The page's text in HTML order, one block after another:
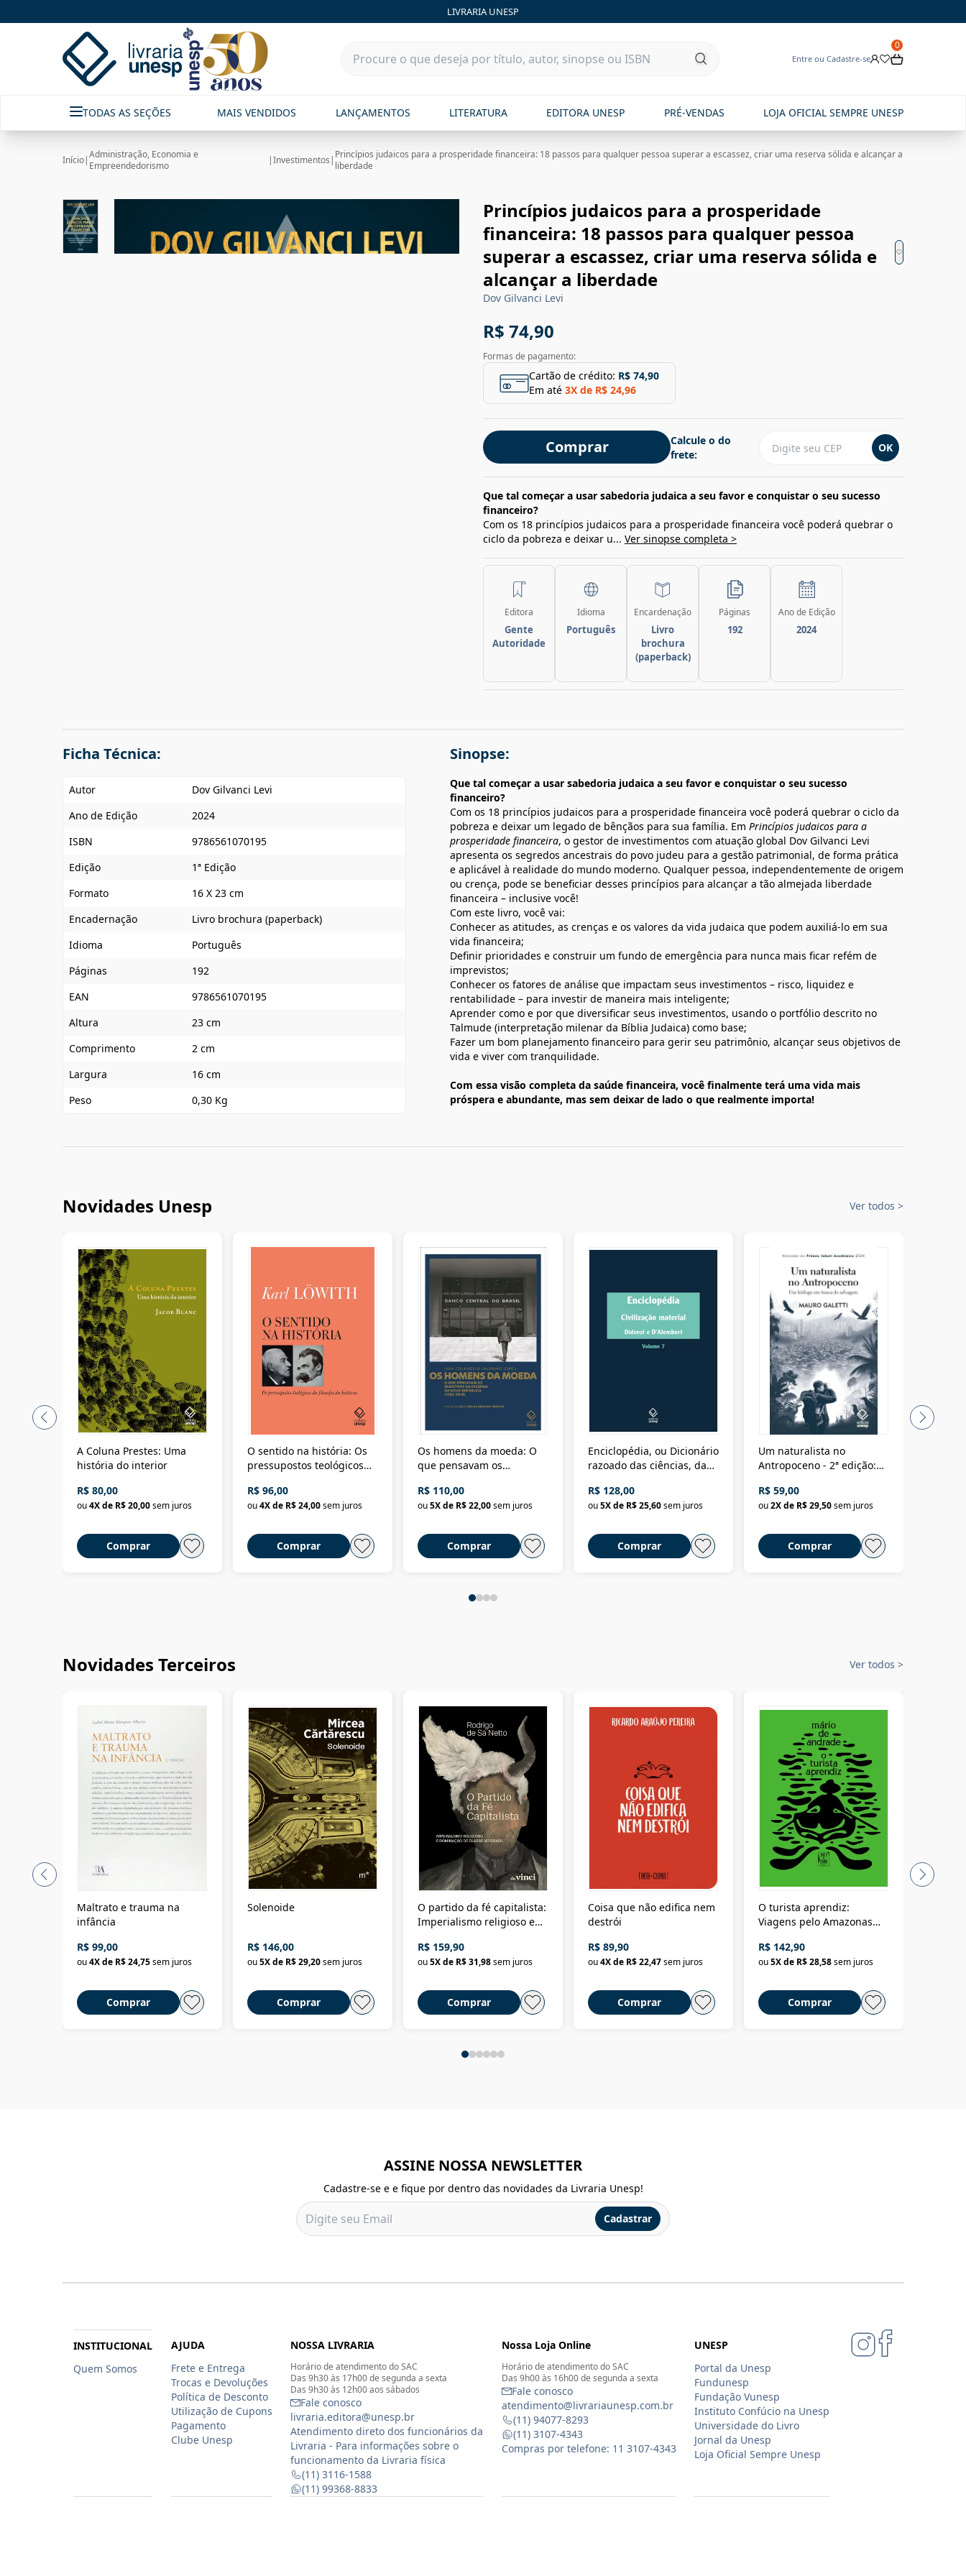
LIVRARIA UNESP
Entre ou Cadastre-se
0
TODAS AS SEÇÕES MAIS VENDIDOS LANÇAMENTOS LITERATURA EDITORA UNESP PRÉ-VENDAS LOJA OFICIAL SEMPRE UNESP
Início|Administração, Economia e
Empreendedorismo
|Investimentos | Princípios judaicos para a prosperidade financeira: 18 passos para qualquer pessoa superar a escassez, criar uma reserva sólida e alcançar a
liberdade
Princípios judaicos para a prosperidade
financeira: 18 passos para qualquer pessoa
superar a escassez, criar uma reserva sólida e
alcançar a liberdade
Dov Gilvanci Levi
R$ 74,90
Formas de pagamento:
Cartão de crédito: R$ 74,90
Em até 3X de R$ 24,96
Comprar
Calcule o do
frete:
OK
Que tal começar a usar sabedoria judaica a seu favor e conquistar o seu sucesso
financeiro?
Com os 18 princípios judaicos para a prosperidade financeira você poderá quebrar o
ciclo da pobreza e deixar u... Ver sinopse completa >
Editora
Gente
Autoridade
Idioma
Português
Encardenação
Livro
brochura
(paperback)
Páginas
192
Ano de Edição
2024
Ficha Técnica:
Autor
Dov Gilvanci Levi
Ano de Edição
2024
ISBN
9786561070195
Edição
1ª Edição
Formato
16 X 23 cm
Encadernação
Livro brochura (paperback)
Idioma
Português
Páginas
192
EAN
9786561070195
Altura
23 cm
Comprimento
2 cm
Largura
16 cm
Peso
0,30 Kg
Sinopse:
Que tal começar a usar sabedoria judaica a seu favor e conquistar o seu sucesso
financeiro?
Com os 18 princípios judaicos para a prosperidade financeira você poderá quebrar o ciclo da
pobreza e deixar um legado de bênçãos para sua família. Em Princípios judaicos para a
prosperidade financeira, o gestor de investimentos com atuação global Dov Gilvanci Levi
apresenta os segredos ancestrais do povo judeu para a gestão patrimonial, de forma prática
e aplicável à realidade do mundo moderno. Qualquer pessoa, independentemente de origem
ou crença, pode se beneficiar desses princípios para alcançar a tão almejada liberdade
financeira – inclusive você!
Com este livro, você vai:
Conhecer as atitudes, as crenças e os valores da vida judaica que podem auxiliá-lo em sua
vida financeira;
Definir prioridades e construir um fundo de emergência para nunca mais ficar refém de
imprevistos;
Conhecer os fatores de análise que impactam seus investimentos – risco, liquidez e
rentabilidade – para investir de maneira mais inteligente;
Aprender como e por que diversificar seus investimentos, usando o portfólio descrito no
Talmude (interpretação milenar da Bíblia Judaica) como base;
Fazer um bom planejamento financeiro para gerir seu patrimônio, alcançar seus objetivos de
vida e viver com tranquilidade.
Com essa visão completa da saúde financeira, você finalmente terá uma vida mais
próspera e abundante, mas sem deixar de lado o que realmente importa!
Novidades Unesp Ver todos >
A Coluna Prestes: Uma
história do interior
R$ 80,00
ou4X de R$ 20,00sem juros
Comprar
O sentido na história: Os
pressupostos teológicos
R$ 96,00
ou4X de R$ 24,00sem juros
Comprar
Os homens da moeda: O
que pensavam os
Nova República (1985-
2018)
R$ 110,00
ou5X de R$ 22,00sem juros
Comprar
Enciclopédia, ou Dicionário
razoado das ciências, das
Civilização material
R$ 128,00
ou5X de R$ 25,60sem juros
Comprar
Um naturalista no
Antropoceno - 2ª edição:
selvagem
R$ 59,00
ou2X de R$ 29,50sem juros
Comprar
Novidades Terceiros Ver todos >
Maltrato e trauma na
infância
R$ 99,00
ou4X de R$ 24,75sem juros
Comprar
Solenoide
R$ 146,00
ou5X de R$ 29,20sem juros
Comprar
O partido da fé capitalista:
Imperialismo religioso e
Brasil
R$ 159,90
ou5X de R$ 31,98sem juros
Comprar
Coisa que não edifica nem
destrói
R$ 89,90
ou4X de R$ 22,47sem juros
Comprar
O turista aprendiz:
Viagens pelo Amazonas
até a Bolívia e por Marajó
até dizer chega
R$ 142,90
ou5X de R$ 28,58sem juros
Comprar
ASSINE NOSSA NEWSLETTER
Cadastre-se e e fique por dentro das novidades da Livraria Unesp!
Cadastrar
INSTITUCIONAL
Quem Somos
AJUDA
Frete e Entrega
Trocas e Devoluções
Política de Desconto
Utilização de Cupons
Pagamento
Clube Unesp
NOSSA LIVRARIA
Horário de atendimento do SAC
Das 9h30 às 17h00 de segunda a sexta
Das 9h30 às 12h00 aos sábados
Fale conosco
livraria.editora@unesp.br
Atendimento direto dos funcionários da
Livraria - Para informações sobre o
funcionamento da Livraria física
(11) 3116-1588
(11) 99368-8833
Nossa Loja Online
Horário de atendimento do SAC
Das 9h00 às 16h00 de segunda a sexta
Fale conosco
atendimento@livrariaunesp.com.br
(11) 94077-8293
(11) 3107-4343
Compras por telefone: 11 3107-4343
UNESP
Portal da Unesp
Fundunesp
Fundação Vunesp
Instituto Confúcio na Unesp
Universidade do Livro
Jornal da Unesp
Loja Oficial Sempre Unesp